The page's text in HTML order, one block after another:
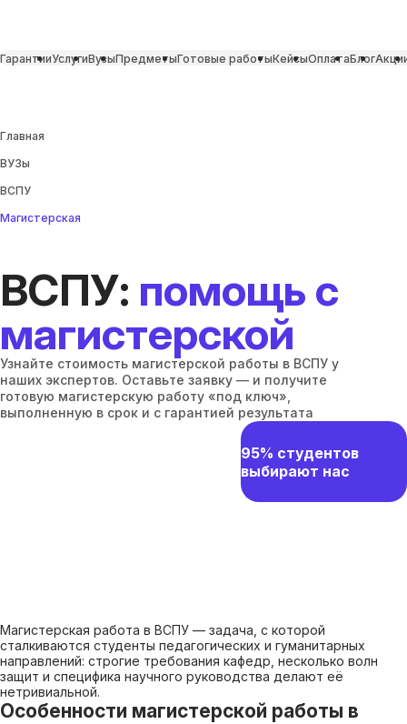
ГарантииУслугиВузыПредметыГотовые работыКейсыОплатаБлог
Главная
ВУЗы
ВСПУ
Магистерская
ВСПУ: помощь с
магистерской
Узнайте стоимость магистерской работы в ВСПУ у
наших экспертов. Оставьте заявку — и получите
готовую магистерскую работу «под ключ»,
выполненную в срок и с гарантией результата
95% студентов
выбирают нас
Магистерская работа в ВСПУ — задача, с которой
сталкиваются студенты педагогических и гуманитарных
направлений: строгие требования кафедр, несколько волн
защит и специфика научного руководства делают её
нетривиальной.
Особенности магистерской работы в